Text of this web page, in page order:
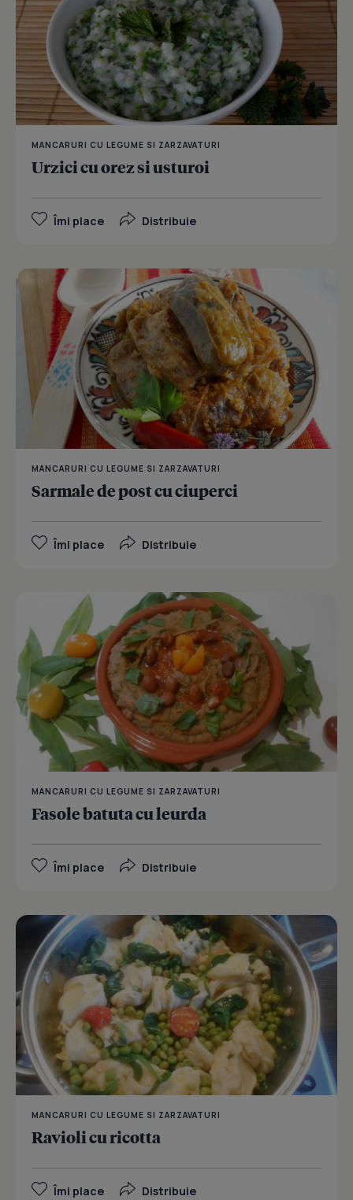
MANCARURI CU LEGUME SI ZARZAVATURI
Urzici cu orez si usturoi
Îmi place Distribuie
MANCARURI CU LEGUME SI ZARZAVATURI
Sarmale de post cu ciuperci
Îmi place Distribuie
MANCARURI CU LEGUME SI ZARZAVATURI
Fasole batuta cu leurda
Îmi place Distribuie
MANCARURI CU LEGUME SI ZARZAVATURI
Ravioli cu ricotta
Îmi place Distribuie